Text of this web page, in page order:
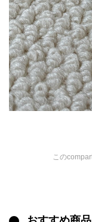
この